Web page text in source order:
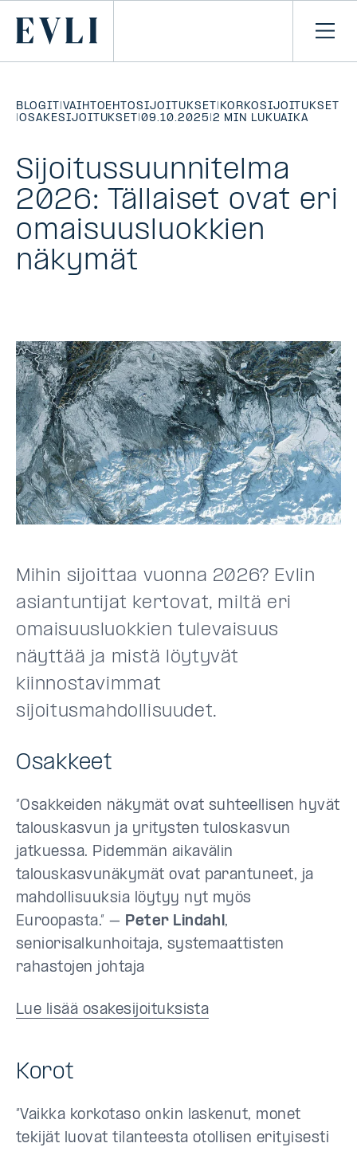
Primary
Avaa
BLOGIT |VAIHTOEHTOSIJOITUKSET | KORKOSIJOITUKSET
|OSAKESIJOITUKSET |09.10.2025 |2 MIN LUKUAIKA
Sijoitussuunnitelma
2026: Tällaiset ovat eri
omaisuusluokkien
näkymät
Mihin sijoittaa vuonna 2026? Evlin
asiantuntijat kertovat, miltä eri
omaisuusluokkien tulevaisuus
näyttää ja mistä löytyvät
kiinnostavimmat
sijoitusmahdollisuudet.
Osakkeet
”Osakkeiden näkymät ovat suhteellisen hyvät
talouskasvun ja yritysten tuloskasvun
jatkuessa. Pidemmän aikavälin
talouskasvunäkymät ovat parantuneet, ja
mahdollisuuksia löytyy nyt myös
Euroopasta.” – Peter Lindahl ,
seniorisalkunhoitaja, systemaattisten
rahastojen johtaja
Lue lisää osakesijoituksista
Korot
”Vaikka korkotaso onkin laskenut, monet
tekijät luovat tilanteesta otollisen erityisesti